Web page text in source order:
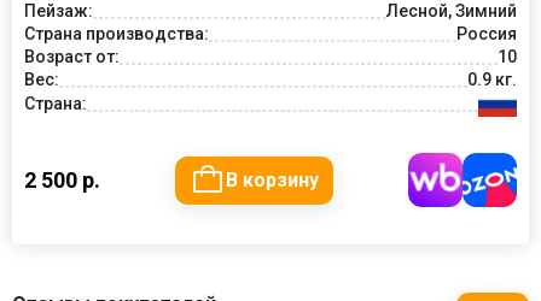
Пейзаж:
Лесной, Зимний
Страна производства:
Россия
Возраст от:
10
Вес:
0.9 кг.
Страна:
2 500 р. В корзину